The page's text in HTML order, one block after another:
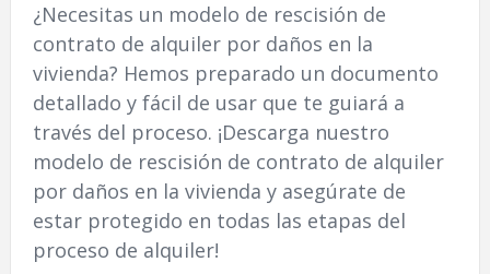
¿Necesitas un modelo de rescisión de
contrato de alquiler por daños en la
vivienda? Hemos preparado un documento
detallado y fácil de usar que te guiará a
través del proceso. ¡Descarga nuestro
modelo de rescisión de contrato de alquiler
por daños en la vivienda y asegúrate de
estar protegido en todas las etapas del
proceso de alquiler!